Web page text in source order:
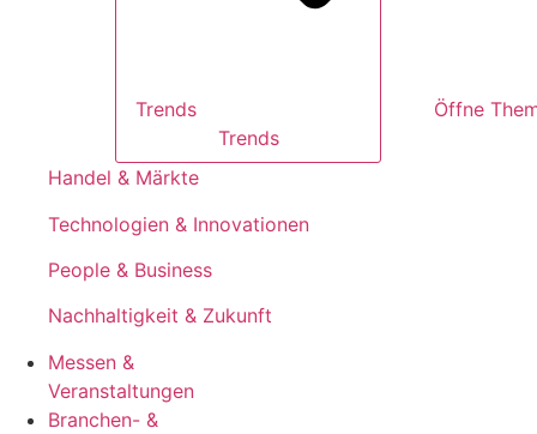
Trends
Trends
Handel & Märkte
Technologien & Innovationen
People & Business
Nachhaltigkeit & Zukunft
Messen &
Veranstaltungen
Branchen- &